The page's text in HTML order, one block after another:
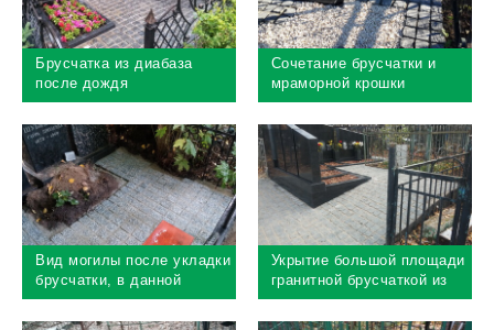
Брусчатка из диабаза
после дождя
Сочетание брусчатки и
мраморной крошки
Вид могилы после укладки
брусчатки, в данной
работе брусчатка пиленная
с двух сторон
Укрытие большой площади
гранитной брусчаткой из
диабаза